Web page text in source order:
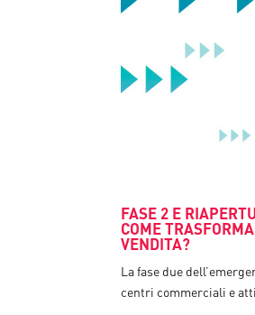
FASE 2 E
COME
VENDITA?
La fase due
centri commerciali e